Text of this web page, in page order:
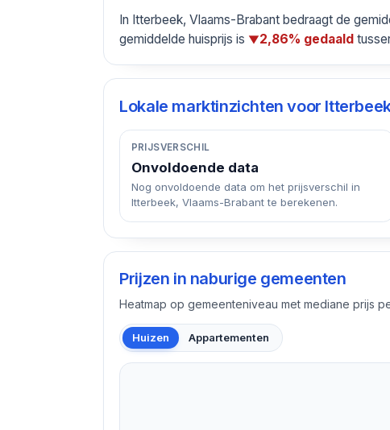
In Itterbeek, Vlaams-Brabant bedraagt de
gemiddelde huisprijs is ▼2,86% gedaald
Lokale marktinzichten voor
PRIJSVERSCHIL
Onvoldoende data
Nog onvoldoende data om het prijsverschil in
Itterbeek, Vlaams-Brabant te berekenen.
Prijzen in naburige gemeenten
Heatmap op gemeenteniveau met mediane prijs
Huizen Appartementen